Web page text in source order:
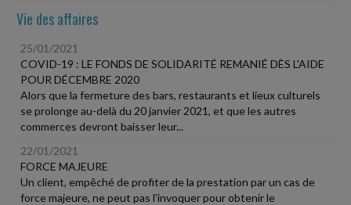
Vie des affaires
25/01/2021
COVID-19 : LE FONDS DE SOLIDARITÉ REMANIÉ DÈS L'AIDE
POUR DÉCEMBRE 2020
Alors que la fermeture des bars, restaurants et lieux culturels
se prolonge au-delà du 20 janvier 2021, et que les autres
commerces devront baisser leur...
22/01/2021
FORCE MAJEURE
Un client, empêché de profiter de la prestation par un cas de
force majeure, ne peut pas l'invoquer pour obtenir le